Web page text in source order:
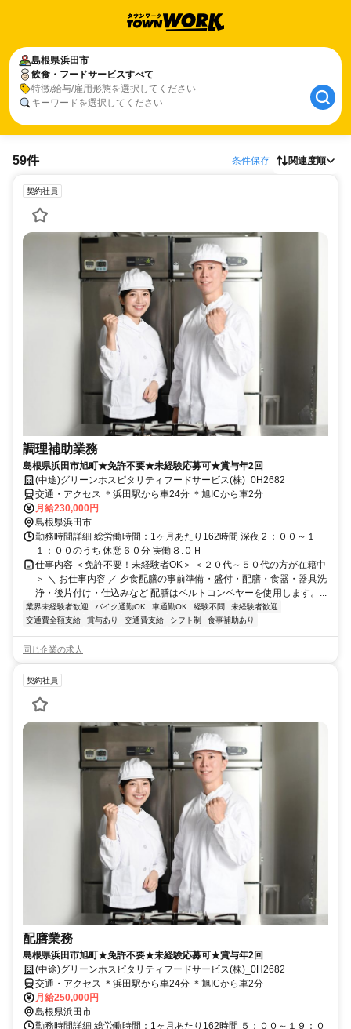
島根県浜田市
飲食・フードサービスすべて
特徴/給与/雇用形態を選択してください
キーワードを選択してください
59件 条件保存 関連度順
契約社員
調理補助業務
島根県浜田市旭町★免許不要★未経験応募可★賞与年2回
(中途)グリーンホスピタリティフードサービス(株)_0H2682
交通・アクセス ＊浜田駅から車24分 ＊旭ICから車2分
月給230,000円
島根県浜田市
勤務時間詳細 総労働時間：1ヶ月あたり162時間 深夜２：００～１
１：００のうち 休憩６０分 実働８.０Ｈ
仕事内容 ＜免許不要！未経験者OK＞ ＜２０代～５０代の方が在籍中
＞ ＼ お仕事内容 ／ 夕食配膳の事前準備・盛付・配膳・食器・器具洗
浄・後片付け・仕込みなど 配膳はベルトコンベヤーを使用します。...
業界未経験者歓迎 バイク通勤OK 車通勤OK 経験不問
未経験者歓迎
交通費全額支給
賞与あり 交通費支給 シフト制 食事補助あり
同じ企業の求人
契約社員
配膳業務
島根県浜田市旭町★免許不要★未経験応募可★賞与年2回
(中途)グリーンホスピタリティフードサービス(株)_0H2682
交通・アクセス ＊浜田駅から車24分 ＊旭ICから車2分
月給250,000円
島根県浜田市
勤務時間詳細 総労働時間：1ヶ月あたり162時間 ５：００～１９：０